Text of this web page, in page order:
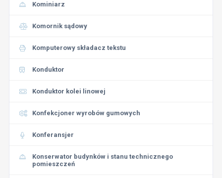
Kominiarz
Komornik sądowy
Komputerowy składacz tekstu
Konduktor
Konduktor kolei linowej
Konfekcjoner wyrobów gumowych
Konferansjer
Konserwator budynków i stanu technicznego
pomieszczeń